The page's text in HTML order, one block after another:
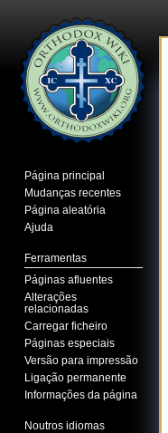
Página principal
Mudanças recentes
Página aleatória
Ajuda
Ferramentas
Páginas afluentes
Alterações
relacionadas
Carregar ficheiro
Páginas especiais
Versão para impressão
Ligação permanente
Informações da página
Noutros idiomas